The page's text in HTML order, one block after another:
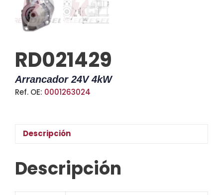
RD021429
Arrancador 24V 4kW
Ref. OE: 0001263024
Descripción
Descripción